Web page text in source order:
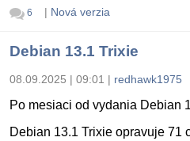
6 | Nová verzia
Debian 13.1 Trixie
08.09.2025 | 09:01 | redhawk1975
Po mesiaci od vydania Debian
Debian 13.1 Trixie opravuje 71